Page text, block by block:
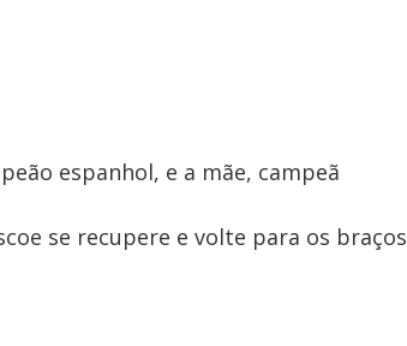
espanhol, e a mãe, campeã
se recupere e volte para os braços